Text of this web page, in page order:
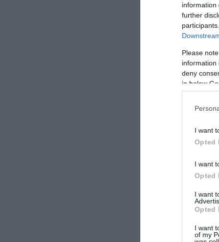
information
further
Please
information
deny
in below
I want
Opted
I want
Opted
I want
Opted
I want
of my